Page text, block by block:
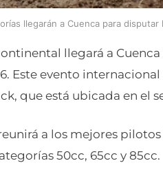
llegarán a Cuenca para
llegará a
Este evento
que está ubicada en el
a los mejores
50cc, 65cc y 85cc.